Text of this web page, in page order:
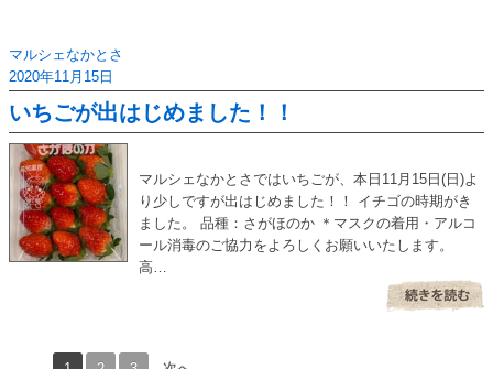
マルシェなかとさ
2020年11月15日
いちごが出はじめました！！
マルシェなかとさではいちごが、本日11月15日(日)よ
り少しですが出はじめました！！ イチゴの時期がき
ました。 品種：さがほのか ＊マスクの着用・アルコ
ール消毒のご協力をよろしくお願いいたします。
高…